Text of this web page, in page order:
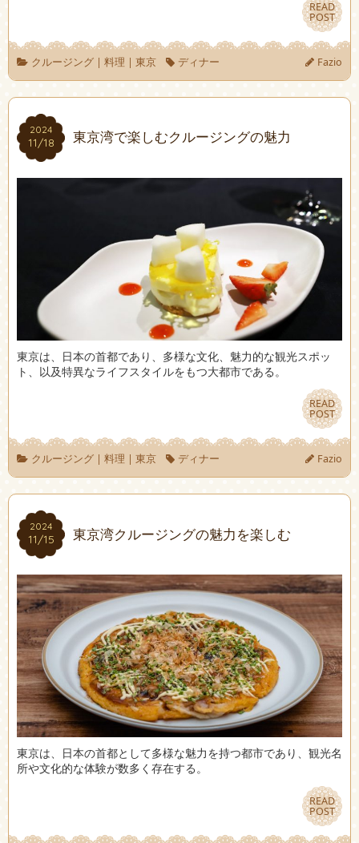
READ
POST
READ
POST
クルージング| 料理 | 東京 ディナー Fazio
2024
11/18
2024
11/18 東京湾で楽しむクルージングの魅力
東京は、日本の首都であり、多様な文化、魅力的な観光スポッ
ト、以及特異なライフスタイルをもつ大都市である。
READ
POST
READ
POST
クルージング| 料理 | 東京 ディナー Fazio
2024
11/15
2024
11/15 東京湾クルージングの魅力を楽しむ
東京は、日本の首都として多様な魅力を持つ都市であり、観光名
所や文化的な体験が数多く存在する。
READ
POST
READ
POST